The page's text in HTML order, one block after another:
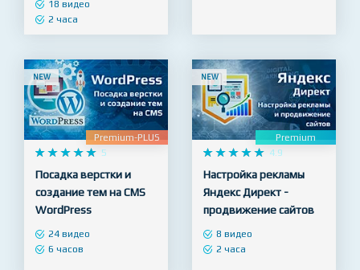
современный
ускоритель для HTML
2 часа
NEW
Premium-PLUS
    
     5
создание тем на CMS
WordPress
NEW
    
     4.9
Настройка рекламы
Яндекс Директ -
продвижение сайтов